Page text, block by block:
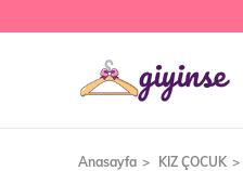
Anasayfa KIZ ÇOCUK